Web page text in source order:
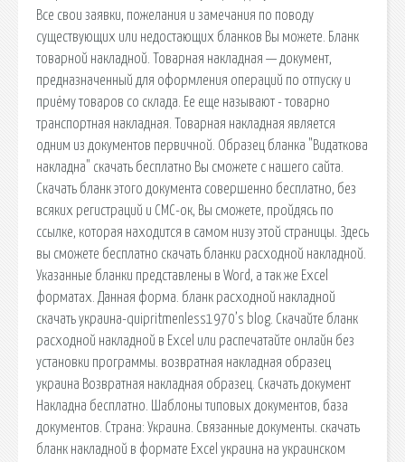
Все свои заявки, пожелания и замечания по поводу
существующих или недостающих бланков Вы можете. Бланк
товарной накладной. Товарная накладная — документ,
предназначенный для оформления операций по отпуску и
приёму товаров со склада. Ее еще называют - товарно
транспортная накладная. Товарная накладная является
одним из документов первичной. Образец бланка "Видаткова
накладна" скачать бесплатно Вы сможете с нашего сайта.
Скачать бланк этого документа совершенно бесплатно, без
всяких регистраций и СМС-ок, Вы сможете, пройдясь по
ссылке, которая находится в самом низу этой страницы. Здесь
вы сможете бесплатно скачать бланки расходной накладной.
Указанные бланки представлены в Word, а так же Excel
форматах. Данная форма. бланк расходной накладной
скачать украина-quipritmenless1970’s blog. Скачайте бланк
расходной накладной в Excel или распечатайте онлайн без
установки программы. возвратная накладная образец
украина Возвратная накладная образец. Скачать документ
Накладна бесплатно. Шаблоны типовых документов, база
документов. Страна: Украина. Связанные документы. скачать
бланк накладной в формате Excel украина на украинском